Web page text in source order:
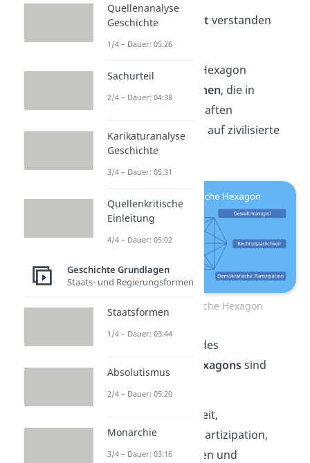
Zivilisierungsprojekt verstanden
wird.
Das zivilisatorische Hexagon
Dimensionen, die in
modernen Gesellschaften
den
inneren Frieden
auf zivilisierte
Weise garantieren.
Das zivilisatorische Hexagon
des
zivilisatorischen Hexagonssind
Gewaltmonopol,
Rechtsstaatlichkeit,
demokratische Partizipation,
Interdependenzen und
Quellenanalyse
Geschichte
1/4 – Dauer: 05:26
Sachurteil
2/4 – Dauer: 04:38
Karikaturanalyse
Geschichte
3/4 – Dauer: 05:31
Quellenkritische
Einleitung
4/4 – Dauer: 05:02
Geschichte Grundlagen
Staats- und Regierungsformen
Staatsformen
1/4 – Dauer: 03:44
Absolutismus
2/4 – Dauer: 05:20
Monarchie
3/4 – Dauer: 03:16